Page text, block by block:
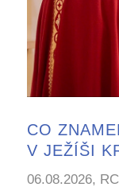
CO
V JEŽÍŠI
06.08.2026,